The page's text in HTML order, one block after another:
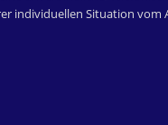
individuellen Situation vom